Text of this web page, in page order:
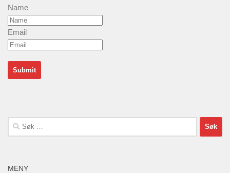
Name
Email
Søk
etter:
MENY